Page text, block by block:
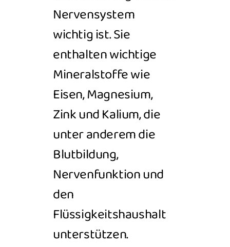
Nervensystem
wichtig ist.Sie
enthalten wichtige
Mineralstoffe wie
Eisen, Magnesium,
Zink und Kalium, die
unter anderem die
Blutbildung,
Nervenfunktion und
den
Flüssigkeitshaushalt
unterstützen.